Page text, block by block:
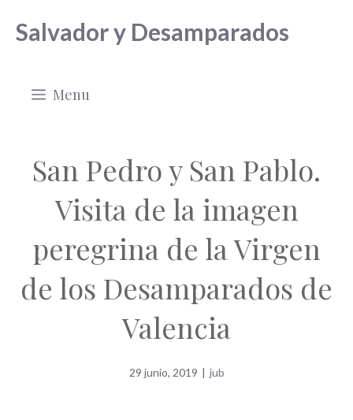
Salvador y Desamparados
Menu
San Pedro y San Pablo.
Visita de la imagen
peregrina de la Virgen
de los Desamparados de
Valencia
29 junio, 2019 | jub